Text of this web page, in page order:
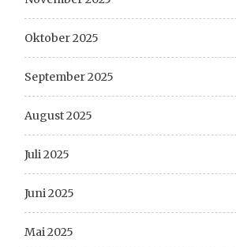
Oktober 2025
September 2025
August 2025
Juli 2025
Juni 2025
Mai 2025